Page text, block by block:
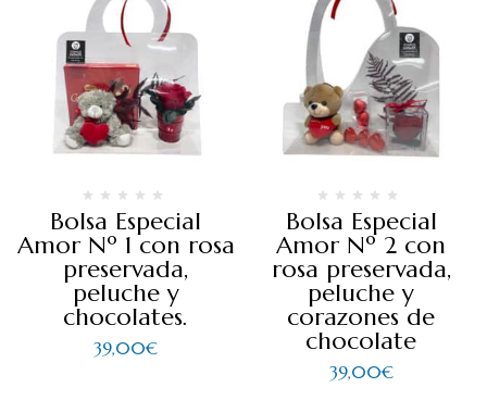
Bolsa Especial
Amor Nº 1 con rosa
preservada,
peluche y
chocolates.
39,00€
Bolsa Especial
Amor Nº 2 con
rosa preservada,
peluche y
corazones de
chocolate
39,00€